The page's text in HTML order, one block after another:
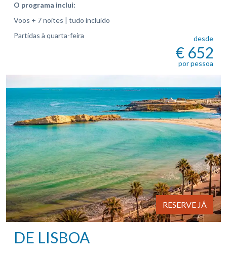
O programa inclui:
Voos + 7 noites | tudo incluído
Partidas à quarta-feira
desde
€ 652
por pessoa
RESERVE JÁ
DE LISBOA